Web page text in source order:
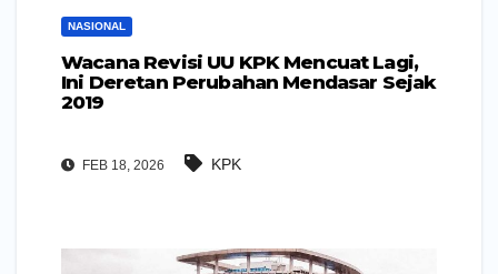
NASIONAL
Wacana Revisi UU KPK Mencuat Lagi,
Ini Deretan Perubahan Mendasar Sejak
2019
FEB 18, 2026 KPK